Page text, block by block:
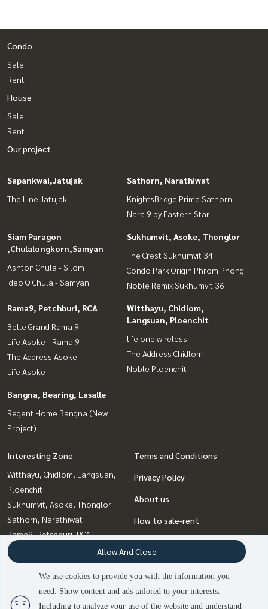
2 people are viewing
Condo
Sale
Rent
House
Sale
Rent
Our project
Sapankwai,Jatujak
The Line Jatujak
Sathorn, Narathiwat
KnightsBridge Prime Sathorn
Nara 9 by Eastern Star
Siam Paragon
,Chulalongkorn,Samyan
Ashton Chula - Silom
Ideo Q Chula - Samyan
Sukhumvit, Asoke, Thonglor
The Crest Sukhumvit 34
Condo Park Origin Phrom Phong
Noble Remix Sukhumvit 36
Rama9, Petchburi, RCA
Belle Grand Rama 9
Life Asoke - Rama 9
The Address Asoke
Life Asoke
Witthayu, Chidlom,
Langsuan, Ploenchit
life one wireless
The Address Chidlom
Noble Ploenchit
Bangna, Bearing, Lasalle
Regent Home Bangna (New
Project)
Interesting Zone
Witthayu, Chidlom, Langsuan,
Ploenchit
Sukhumvit, Asoke, Thonglor
Sathorn, Narathiwat
Rama9, Petchburi, RCA
Siam Paragon
,Chulalongkorn,Samyan
Sapankwai,Jatujak
Bangna, Bearing, Lasalle
Terms and Conditions
Privacy Policy
About us
How to sale-rent
Contact
We use cookies to provide you with the information you
need. Show content and ads tailored to your interests.
Including to analyze your use of the website and understand
Allow And Close